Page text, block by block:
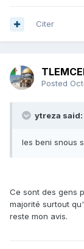
Citer
Posted
ytreza said:
les beni snous
Ce sont des gens
majorité surtout
reste mon avis.